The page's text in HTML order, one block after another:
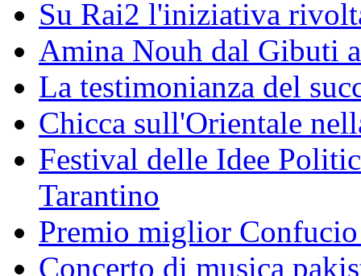
Su Rai2 l'iniziativa
Amina Nouh dal Gibuti
La testimonianza del
Chicca sull'Orientale
Festival delle Idee
Tarantino
Premio miglior
Concerto di musica